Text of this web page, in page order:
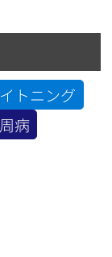
トニング
病